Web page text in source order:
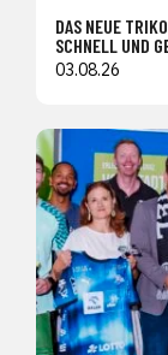
DAS NEUE
SCHNELL UND
03.08.26